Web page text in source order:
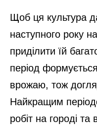
Щоб ця культура
наступного року
приділити їй
період
врожаю, тож
Найкращим
робіт на городі